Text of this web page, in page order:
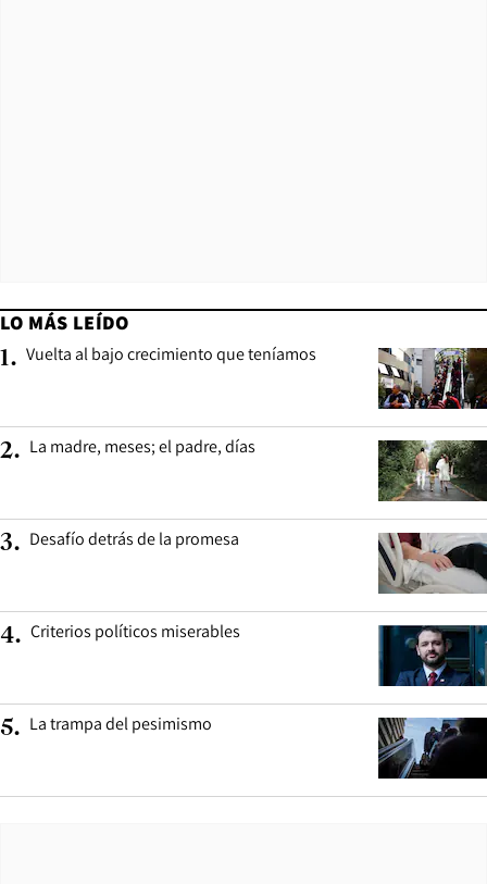
LO MÁS LEÍDO
1. Vuelta al bajo crecimiento que teníamos
2. La madre, meses; el padre, días
3. Desafío detrás de la promesa
4. Criterios políticos miserables
5. La trampa del pesimismo